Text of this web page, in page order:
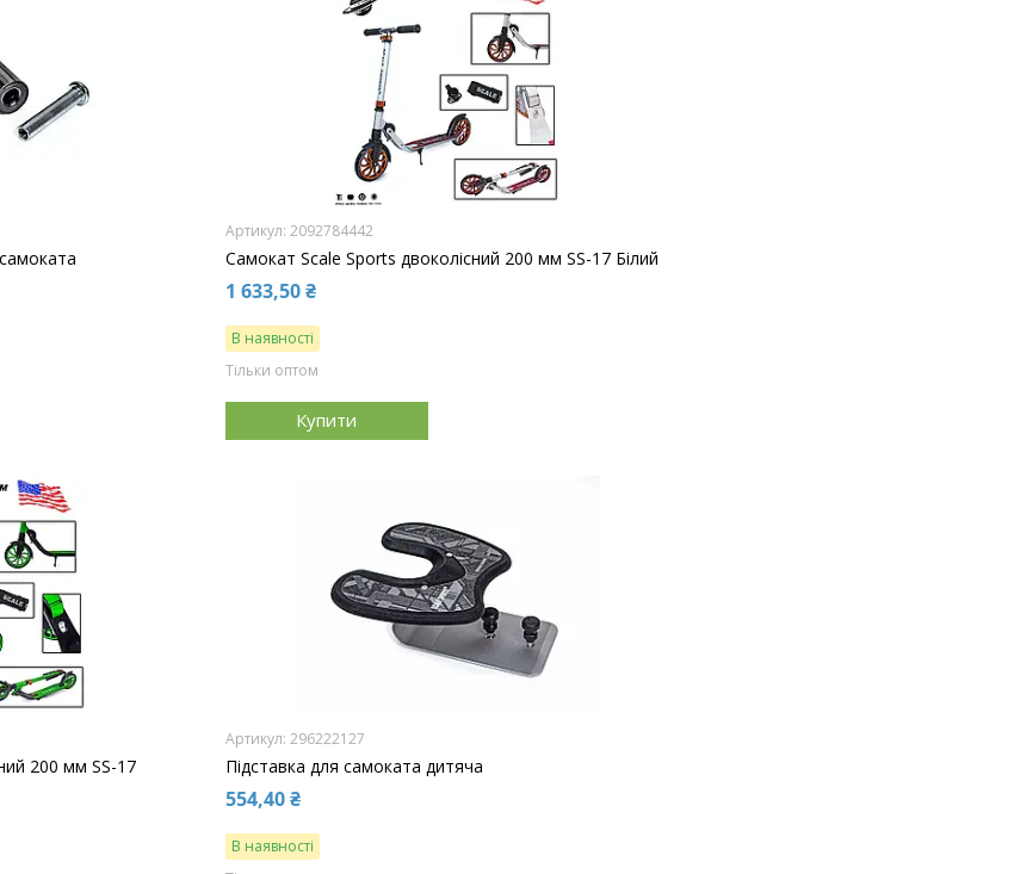
2092784442
Самокат Scale Sports двоколісний 200 мм SS-17 Білий
1 633,50 ₴
В наявності
Тільки оптом
Купити
200 мм SS-17
296222127
Підставка для самоката дитяча
554,40 ₴
В наявності